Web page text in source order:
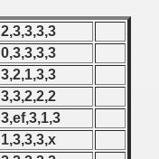
2,3,3,3,3
0,3,3,3,3
3,2,1,3,3
3,3,2,2,2
3,ef,3,1,3
1,3,3,3,x